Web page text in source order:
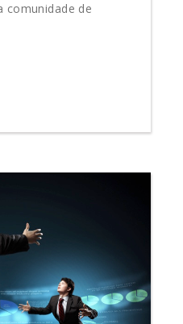
comunidade de